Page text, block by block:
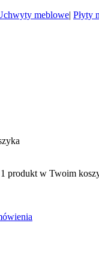
meblowe| Płyty
1 produkt w Twoim